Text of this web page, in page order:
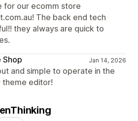
for our ecomm store
The back end tech
they always are quick to
Shop
Jan 14, 2026
and simple to operate in the
editor!